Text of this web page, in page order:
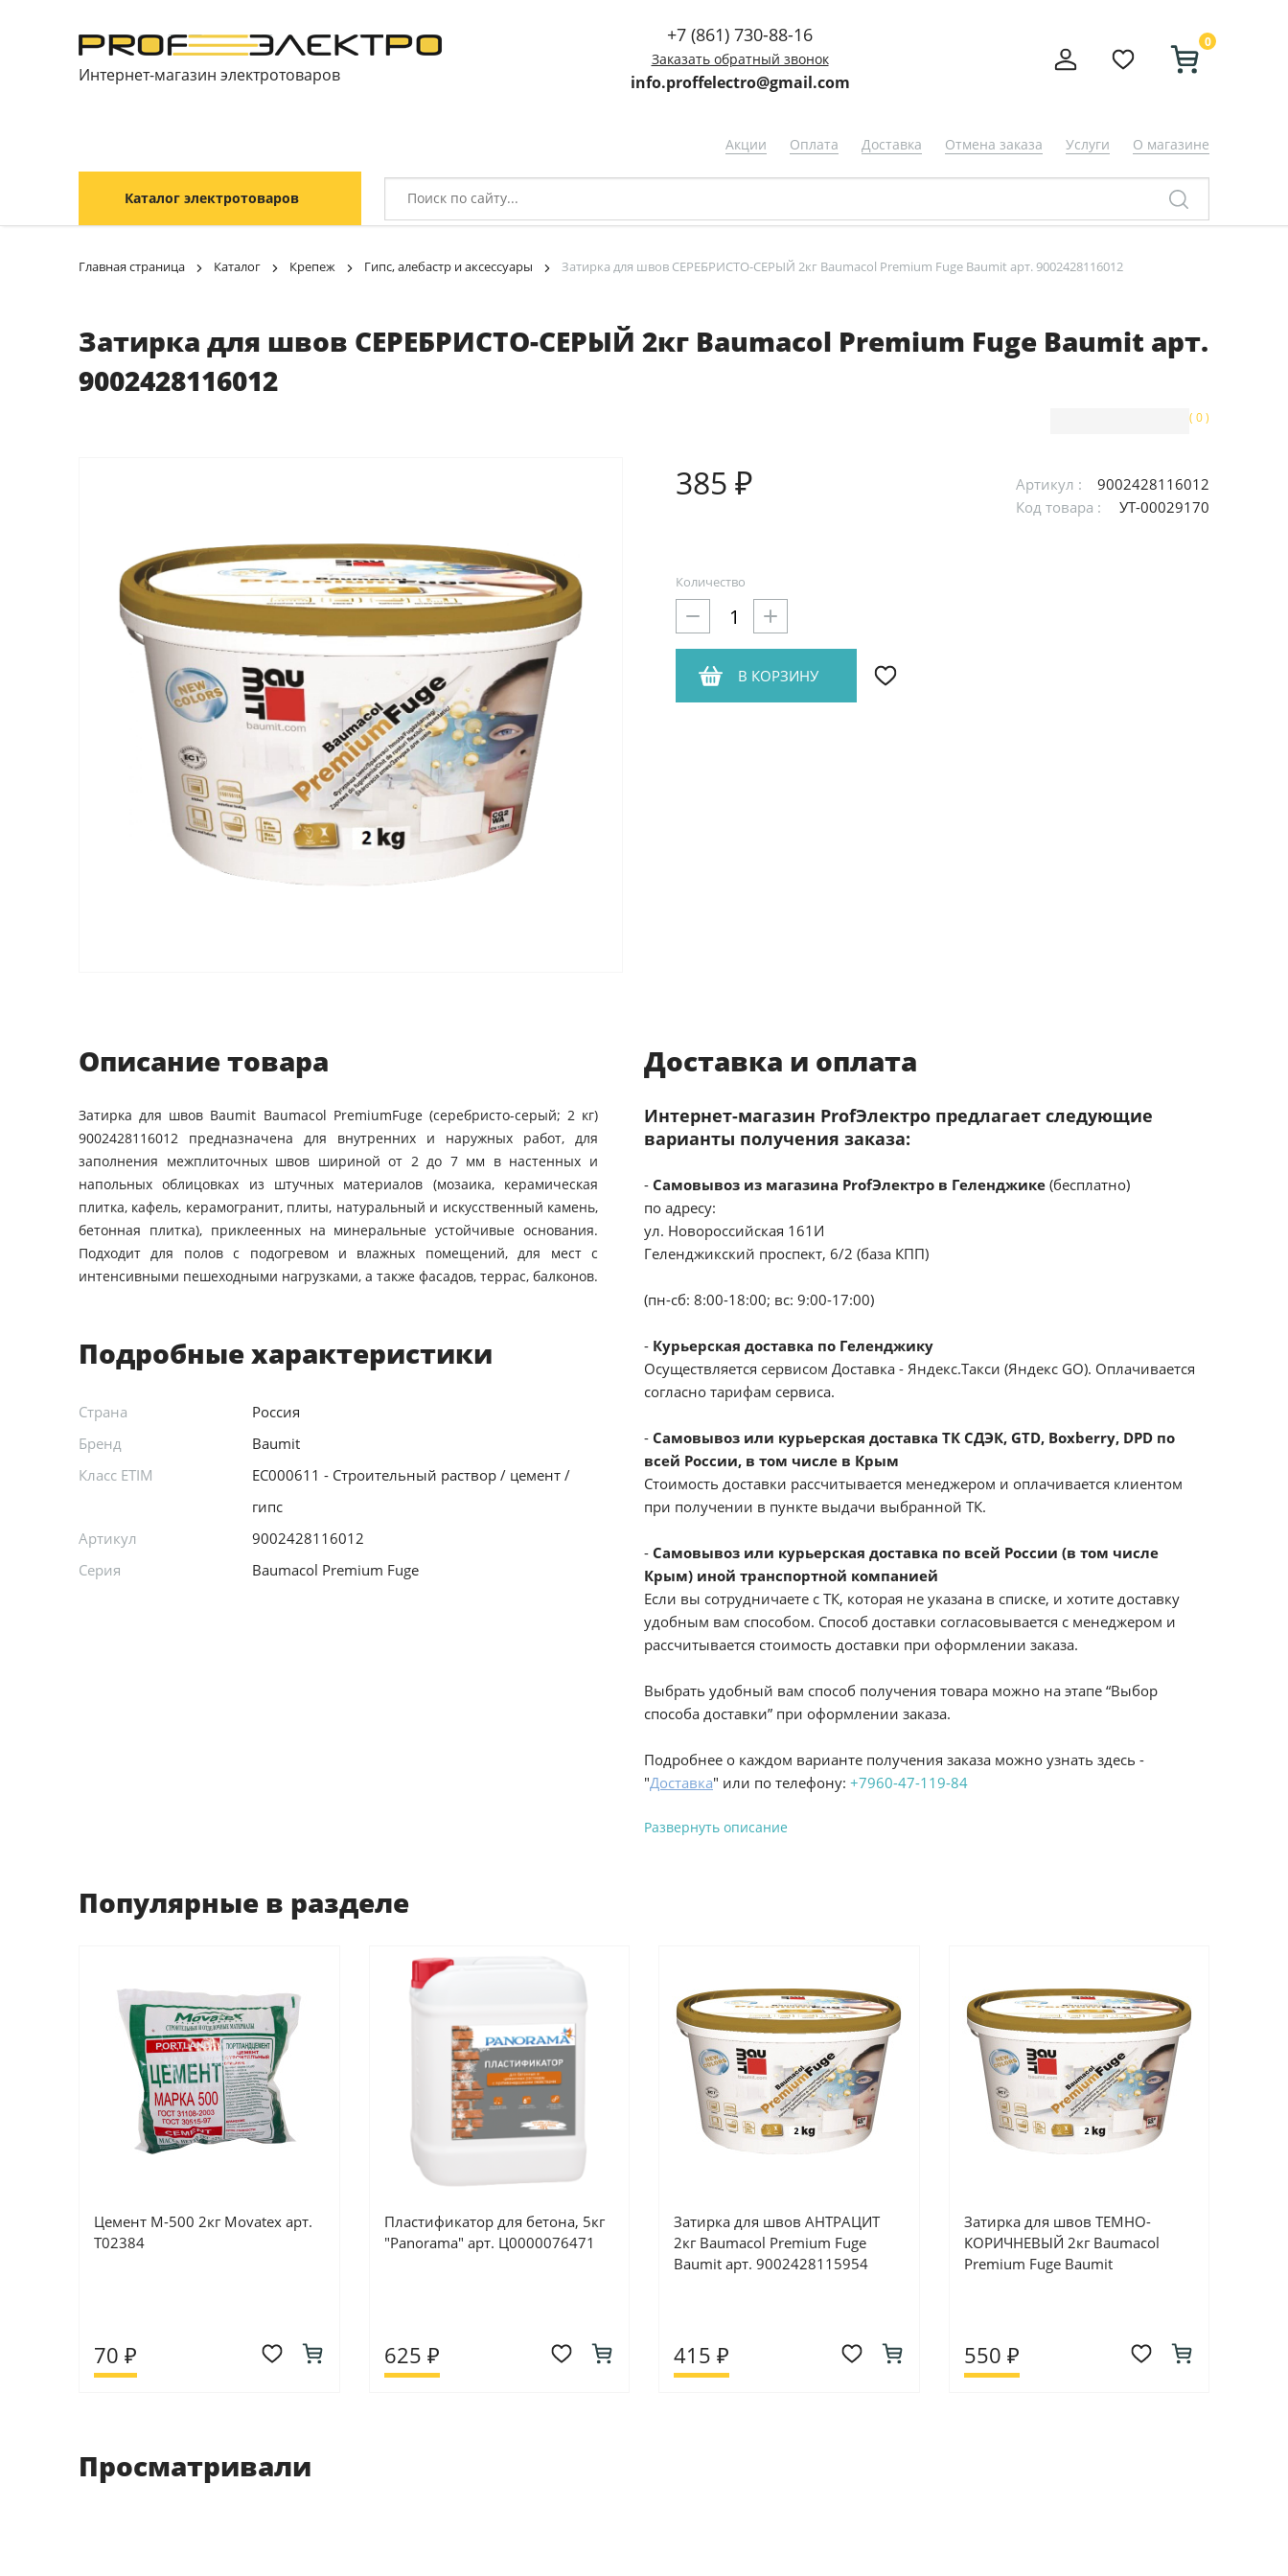
Интернет-магазин электротоваров
+7 (861) 730-88-16
Заказать обратный звонок
info.proffelectro@gmail.com
0
Акции Оплата Доставка Отмена заказа Услуги О магазине
Каталог электротоваров
Главная страница Каталог Крепеж Гипс, алебастр и аксессуары Затирка для швов СЕРЕБРИСТО-СЕРЫЙ 2кг Baumacol Premium Fuge Baumit арт. 9002428116012
Затирка для швов СЕРЕБРИСТО-СЕРЫЙ 2кг Baumacol Premium Fuge Baumit арт.
9002428116012
( 0 )
385 ₽ Артикул :
9002428116012
Код товара :
УТ-00029170
Количество
В КОРЗИНУ
Описание товара
Затирка для швов Baumit Baumacol PremiumFuge (серебристо-серый; 2 кг)
9002428116012 предназначена для внутренних и наружных работ, для
заполнения межплиточных швов шириной от 2 до 7 мм в настенных и
напольных облицовках из штучных материалов (мозаика, керамическая
плитка, кафель, керамогранит, плиты, натуральный и искусственный камень,
бетонная плитка), приклеенных на минеральные устойчивые основания.
Подходит для полов с подогревом и влажных помещений, для мест с
интенсивными пешеходными нагрузками, а также фасадов, террас, балконов.
Подробные характеристики
Страна
Россия
Бренд
Baumit
Класс ETIM
EC000611 - Строительный раствор / цемент /
гипс
Артикул
9002428116012
Серия
Baumacol Premium Fuge
Доставка и оплата
Интернет-магазин ProfЭлектро предлагает следующие
варианты получения заказа:
- Самовывоз из магазина ProfЭлектро в Геленджике (бесплатно)
по адресу:
ул. Новороссийская 161И
Геленджикский проспект, 6/2 (база КПП)
(пн-сб: 8:00-18:00; вс: 9:00-17:00)
- Курьерская доставка по Геленджику
Осуществляется сервисом Доставка - Яндекс.Такси (Яндекс GO). Оплачивается
согласно тарифам сервиса.
- Самовывоз или курьерская доставка ТК СДЭК, GTD, Boxberry, DPD по
всей России, в том числе в Крым
Стоимость доставки рассчитывается менеджером и оплачивается клиентом
при получении в пункте выдачи выбранной ТК.
- Самовывоз или курьерская доставка по всей России (в том числе
Крым) иной транспортной компанией
Если вы сотрудничаете с ТК, которая не указана в списке, и хотите доставку
удобным вам способом. Способ доставки согласовывается с менеджером и
рассчитывается стоимость доставки при оформлении заказа.
Выбрать удобный вам способ получения товара можно на этапе “Выбор
способа доставки” при оформлении заказа.
Подробнее о каждом варианте получения заказа можно узнать здесь -
"Доставка" или по телефону: +7960-47-119-84
ProffЭлектро по адресу Геленджикский проспект, 6/2 (база КПП)или по
адресу ул. Новороссийская 161И.
Для юридических лиц: переводом на расчетный счет при онлайн
оплате заказа на сайте.
Подробнее о способах оплаты можно узнать здесь - "Оплата"
Развернуть описание
Популярные в разделе
Цемент М-500 2кг Movatex арт.
Т02384
70 ₽
Пластификатор для бетона, 5кг
"Panorama" арт. Ц0000076471
625 ₽
Затирка для швов АНТРАЦИТ
2кг Baumacol Premium Fuge
Baumit арт. 9002428115954
415 ₽
Затирка для швов ТЕМНО-
КОРИЧНЕВЫЙ 2кг Baumacol
Premium Fuge Baumit
550 ₽
Просматривали